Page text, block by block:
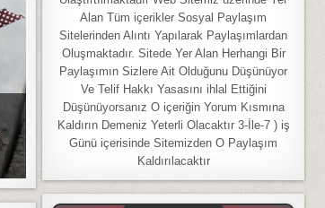
Alan Tüm içerikler Sosyal Paylaşım
Sitelerinden Alıntı Yapılarak Paylaşımlardan
Oluşmaktadır. Sitede Yer Alan Herhangi Bir
Paylaşımın Sizlere Ait Olduğunu Düşünüyor
Ve Telif Hakkı Yasasını ihlal Ettiğini
Düşünüyorsanız O içeriğin Yorum Kısmına
Kaldırın Demeniz Yeterli Olacaktır 3-İle-7 ) iş
Günü içerisinde Sitemizden O Paylaşım
Kaldırılacaktır